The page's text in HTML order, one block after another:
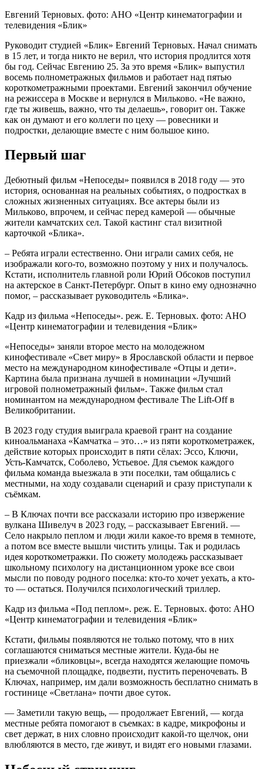
Евгений Терновых. фото: АНО «Центр кинематографии и
телевидения «Блик»
Руководит студией «Блик» Евгений Терновых. Начал снимать
в 15 лет, и тогда никто не верил, что история продлится хотя
бы год. Сейчас Евгению 25. За это время «Блик» выпустил
восемь полнометражных фильмов и работает над пятью
короткометражными проектами. Евгений закончил обучение
на режиссера в Москве и вернулся в Мильково. «Не важно,
где ты живешь, важно, что ты делаешь», говорит он. Также
как он думают и его коллеги по цеху — ровесники и
подростки, делающие вместе с ним большое кино.
Первый шаг
Дебютный фильм «Непоседы» появился в 2018 году — это
история, основанная на реальных событиях, о подростках в
сложных жизненных ситуациях. Все актеры были из
Мильково, впрочем, и сейчас перед камерой — обычные
жители камчатских сел. Такой кастинг стал визитной
карточкой «Блика».
– Ребята играли естественно. Они играли самих себя, не
изображали кого-то, возможно поэтому у них и получалось.
Кстати, исполнитель главной роли Юрий Обсоков поступил
на актерское в Санкт-Петербург. Опыт в кино ему однозначно
помог, – рассказывает руководитель «Блика».
Кадр из фильма «Непоседы». реж. Е. Терновых. фото: АНО
«Центр кинематографии и телевидения «Блик»
«Непоседы» заняли второе место на молодежном
кинофестивале «Свет миру» в Ярославской области и первое
место на международном кинофестивале «Отцы и дети».
Картина была признана лучшей в номинации «Лучший
игровой полнометражный фильм». Также фильм стал
номинантом на международном фестивале The Lift-Off в
Великобритании.
В 2023 году студия выиграла краевой грант на создание
киноальманаха «Камчатка – это…» из пяти короткометражек,
действие которых происходит в пяти сёлах: Эссо, Ключи,
Усть-Камчатск, Соболево, Устьевое. Для съемок каждого
фильма команда выезжала в эти поселки, там общались с
местными, на ходу создавали сценарий и сразу приступали к
съёмкам.
– В Ключах почти все рассказали историю про извержение
вулкана Шивелуч в 2023 году, – рассказывает Евгений. —
Село накрыло пеплом и люди жили какое-то время в темноте,
а потом все вместе вышли чистить улицы. Так и родилась
идея короткометражки. По сюжету молодежь рассказывает
школьному психологу на дистанционном уроке все свои
мысли по поводу родного поселка: кто-то хочет уехать, а кто-
то — остаться. Получился психологический триллер.
Кадр из фильма «Под пеплом». реж. Е. Терновых. фото: АНО
«Центр кинематографии и телевидения «Блик»
Кстати, фильмы появляются не только потому, что в них
соглашаются сниматься местные жители. Куда-бы не
приезжали «бликовцы», всегда находятся желающие помочь
на съемочной площадке, подвезти, пустить переночевать. В
Ключах, например, им дали возможность бесплатно снимать в
гостинице «Светлана» почти двое суток.
— Заметили такую вещь, — продолжает Евгений, — когда
местные ребята помогают в съемках: в кадре, микрофоны и
свет держат, в них словно происходит какой-то щелчок, они
влюбляются в место, где живут, и видят его новыми глазами.